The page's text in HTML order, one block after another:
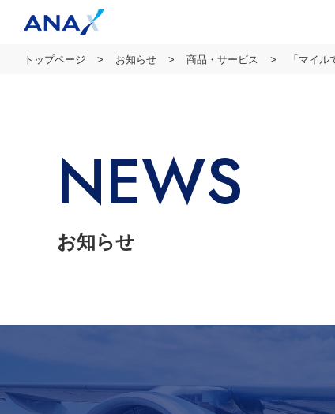
トップページ お知らせ 商品・サービス 「マイ
NEWS
お知らせ